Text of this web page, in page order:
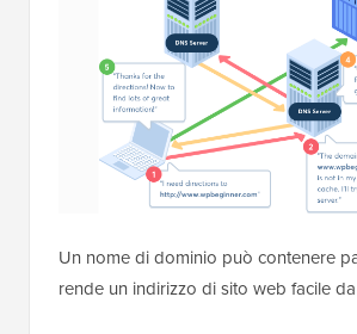
Un nome di dominio può contenere
rende un indirizzo di sito web facile